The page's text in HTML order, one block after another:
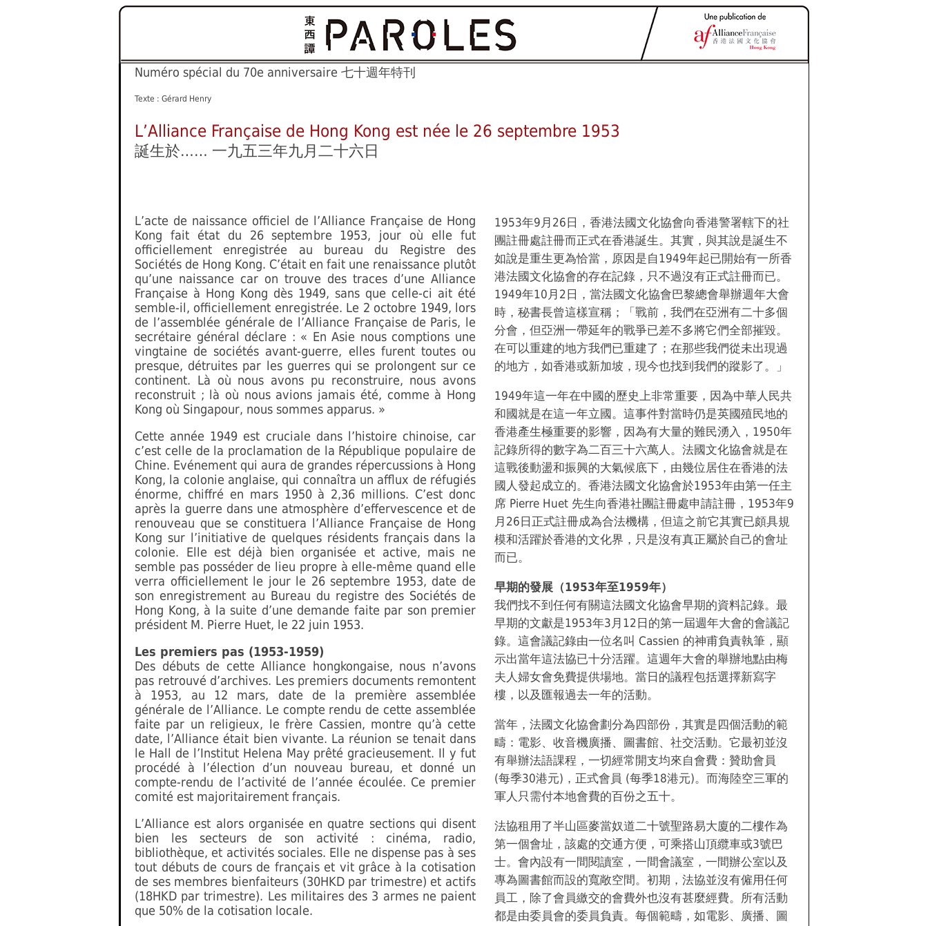
Numéro spécial du 70e anniversaire 七十週年特刊
Texte : Gérard Henry
L’Alliance Française de Hong Kong est née le 26 septembre 1953
誕生於…… 一九五三年九月二十六日
L’acte de naissance officiel de l’Alliance Française de Hong
Kong fait état du 26 septembre 1953, jour où elle fut
officiellement enregistrée au bureau du Registre des
Sociétés de Hong Kong. C’était en fait une renaissance plutôt
qu’une naissance car on trouve des traces d’une Alliance
Française à Hong Kong dès 1949, sans que celle-ci ait été
semble-il, officiellement enregistrée. Le 2 octobre 1949, lors
de l’assemblée générale de l’Alliance Française de Paris, le
secrétaire général déclare : « En Asie nous comptions une
vingtaine de sociétés avant-guerre, elles furent toutes ou
presque, détruites par les guerres qui se prolongent sur ce
continent. Là où nous avons pu reconstruire, nous avons
reconstruit ; là où nous avions jamais été, comme à Hong
Kong où Singapour, nous sommes apparus. »
Cette année 1949 est cruciale dans l’histoire chinoise, car
c’est celle de la proclamation de la République populaire de
Chine. Evénement qui aura de grandes répercussions à Hong
Kong, la colonie anglaise, qui connaîtra un afflux de réfugiés
énorme, chiffré en mars 1950 à 2,36 millions. C’est donc
après la guerre dans une atmosphère d’effervescence et de
renouveau que se constituera l’Alliance Française de Hong
Kong sur l’initiative de quelques résidents français dans la
colonie. Elle est déjà bien organisée et active, mais ne
semble pas posséder de lieu propre à elle-même quand elle
verra officiellement le jour le 26 septembre 1953, date de
son enregistrement au Bureau du registre des Sociétés de
Hong Kong, à la suite d’une demande faite par son premier
président M. Pierre Huet, le 22 juin 1953.
Les premiers pas (1953-1959)
Des débuts de cette Alliance hongkongaise, nous n’avons
pas retrouvé d’archives. Les premiers documents remontent
à 1953, au 12 mars, date de la première assemblée
générale de l’Alliance. Le compte rendu de cette assemblée
faite par un religieux, le frère Cassien, montre qu’à cette
date, l’Alliance était bien vivante. La réunion se tenait dans
le Hall de l’Institut Helena May prêté gracieusement. Il y fut
procédé à l’élection d’un nouveau bureau, et donné un
compte-rendu de l’activité de l’année écoulée. Ce premier
comité est majoritairement français.
L’Alliance est alors organisée en quatre sections qui disent
bien les secteurs de son activité : cinéma, radio,
bibliothèque, et activités sociales. Elle ne dispense pas à ses
tout débuts de cours de français et vit grâce à la cotisation
de ses membres bienfaiteurs (30HKD par trimestre) et actifs
(18HKD par trimestre). Les militaires des 3 armes ne paient
que 50% de la cotisation locale.
1953年9月26日，香港法國文化協會向香港警署轄下的社
團註冊處註冊而正式在香港誕生。其實，與其說是誕生不
如說是重生更為恰當，原因是自1949年起已開始有一所香
港法國文化協會的存在記錄，只不過沒有正式註冊而已。
1949年10月2日，當法國文化協會巴黎總會舉辦週年大會
時，秘書長曾這樣宣稱；「戰前，我們在亞洲有二十多個
分會，但亞洲一帶延年的戰爭已差不多將它們全部摧毀。
在可以重建的地方我們已重建了；在那些我們從未出現過
的地方，如香港或新加坡，現今也找到我們的蹤影了。」
1949年這一年在中國的歷史上非常重要，因為中華人民共
和國就是在這一年立國。這事件對當時仍是英國殖民地的
香港產生極重要的影響，因為有大量的難民湧入，1950年
記錄所得的數字為二百三十六萬人。法國文化協會就是在
這戰後動盪和振興的大氣候底下，由幾位居住在香港的法
國人發起成立的。香港法國文化協會於1953年由第一任主
席 Pierre Huet 先生向香港社團註冊處申請註冊，1953年9
月26日正式註冊成為合法機構，但這之前它其實已頗具規
模和活躍於香港的文化界，只是沒有真正屬於自己的會址
而已。
早期的發展（1953年至1959年）
我們找不到任何有關這法國文化協會早期的資料記錄。最
早期的文獻是1953年3月12日的第一屆週年大會的會議記
錄。這會議記錄由一位名叫 Cassien 的神甫負責執筆，顯
示出當年這法協已十分活躍。這週年大會的舉辦地點由梅
夫人婦女會免費提供場地。當日的議程包括選擇新寫字
樓，以及匯報過去一年的活動。
當年，法國文化協會劃分為四部份，其實是四個活動的範
疇：電影、收音機廣播、圖書館、社交活動。它最初並沒
有舉辦法語課程，一切經常開支均來自會費：贊助會員
(每季30港元)，正式會員 (每季18港元)。而海陸空三軍的
軍人只需付本地會費的百份之五十。
法協租用了半山區麥當奴道二十號聖路易大廈的二樓作為
第一個會址，該處的交通方便，可乘搭山頂纜車或3號巴
士。會內設有一間閱讀室，一間會議室，一間辦公室以及
專為圖書館而設的寬敞空間。初期，法協並沒有僱用任何
員工，除了會員繳交的會費外也沒有甚麼經費。所有活動
都是由委員會的委員負責。每個範疇，如電影、廣播、圖